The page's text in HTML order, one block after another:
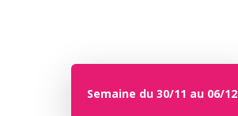
Semaine du 30/11 au 06/12